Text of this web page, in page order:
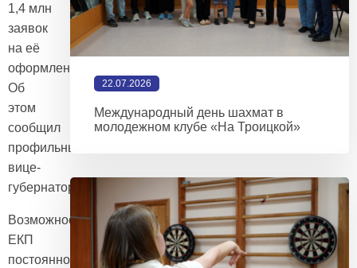
1,4 млн
заявок
на её
оформление.
Об
этом
сообщил
профильный
вице-
губернатор.
Возможности
ЕКП
постоянно
22.07.2026
Международный день шахмат в
молодежном клубе «На Троицкой»